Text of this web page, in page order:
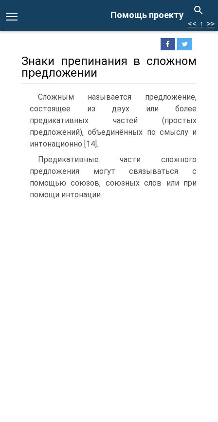
Помощь проекту
<< ↑ >>
Знаки препинания в сложном
предложении
Сложным называется предложение,
состоящее из двух или более
предикативных частей (простых
предложений), объединённых по смыслу и
интонационно [14].
Предикативные части сложного
предложения могут связываться с
помощью союзов, союзных слов или при
помощи интонации.